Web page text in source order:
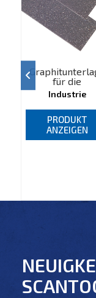
für die
industriellen
Bandschleifer
Industrie
1
PRODUKT
ANZEIGEN